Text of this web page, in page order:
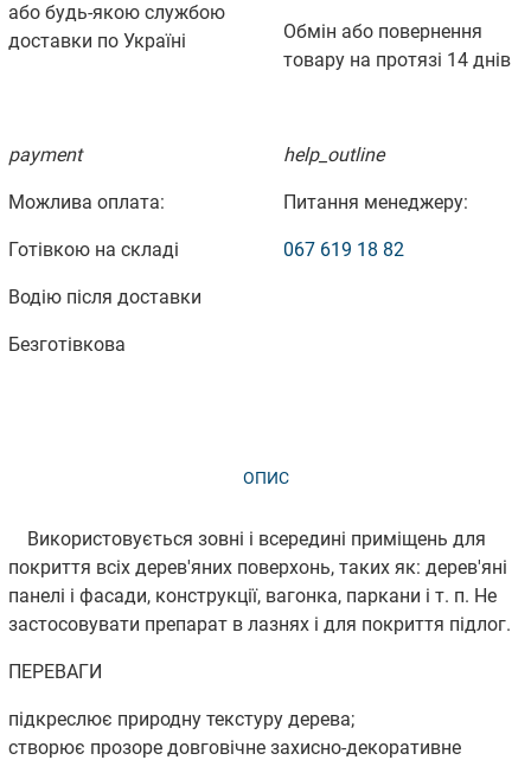
або будь-якою службою
доставки по Україні
Обмін або повернення
товару на протязі 14 днів
payment
Можлива оплата:
Готівкою на складі
Водію після доставки
Безготівкова
help_outline
Питання менеджеру:
067 619 18 82
ОПИС
ВІДГУКИ (0)
Використовується зовні і всередині приміщень для
покриття всіх дерев'яних поверхонь, таких як: дерев'яні
панелі і фасади, конструкції, вагонка, паркани і т. п. Не
застосовувати препарат в лазнях і для покриття підлог.
ПЕРЕВАГИ
підкреслює природну текстуру дерева;
створює прозоре довговічне захисно-декоративне